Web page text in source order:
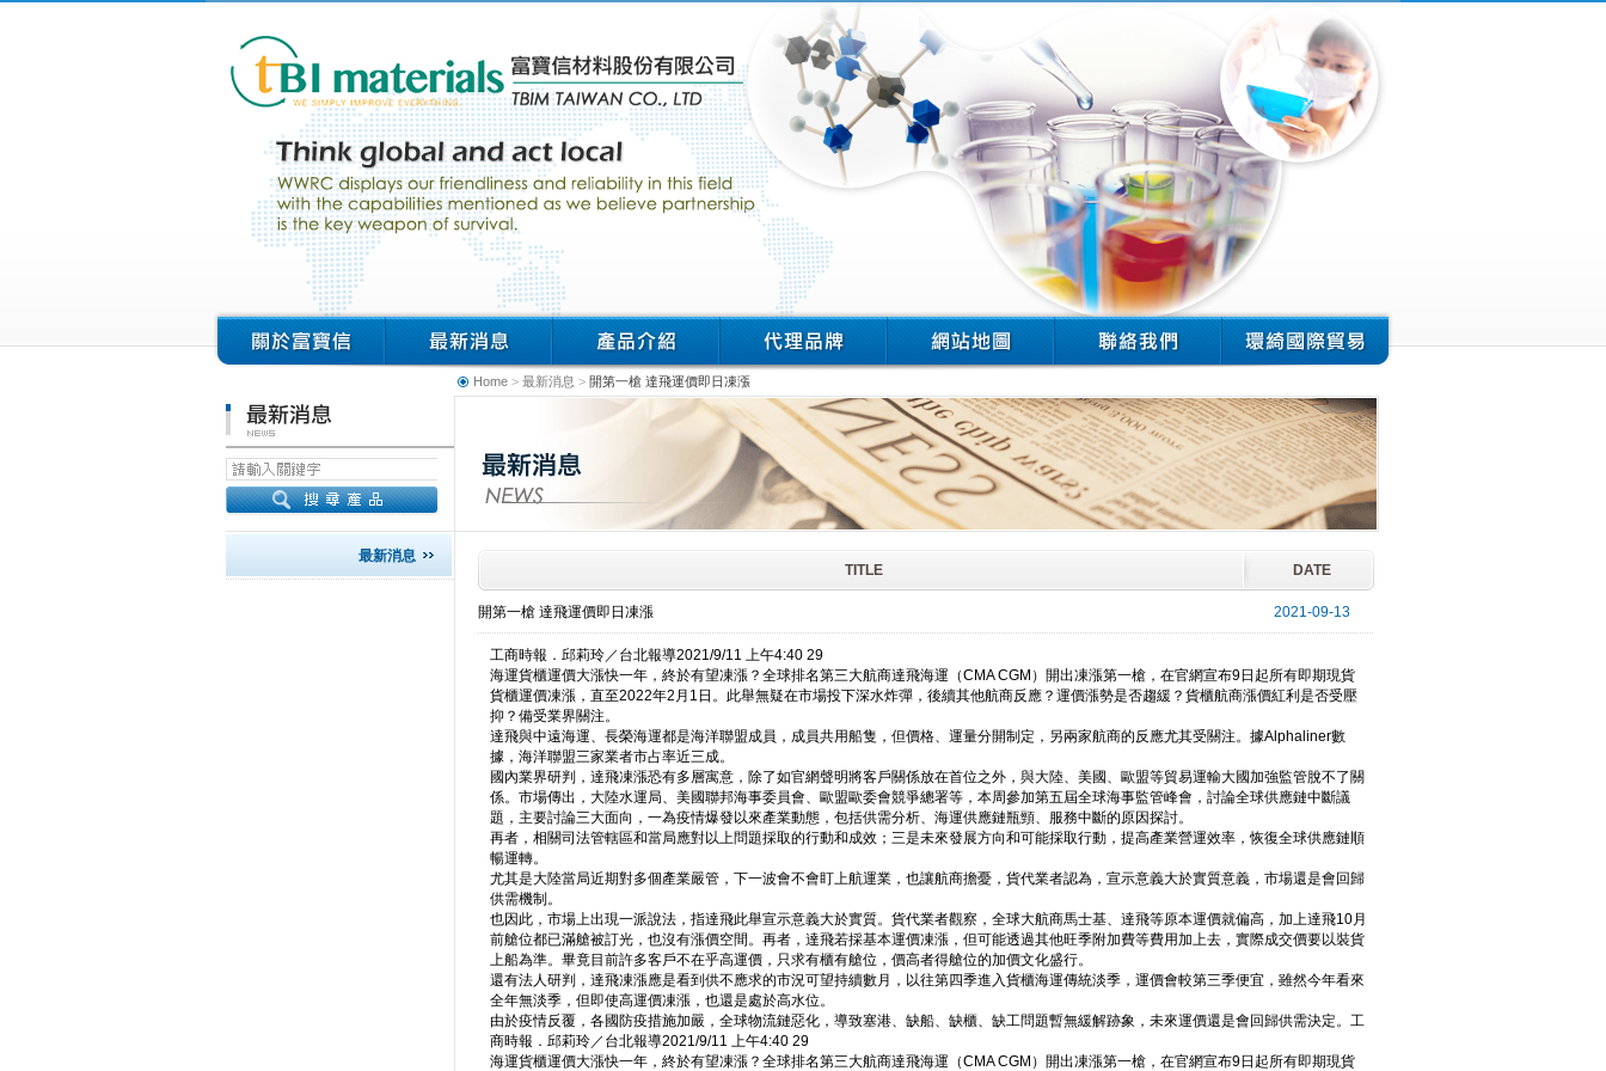
最新消息
Home > 最新消息 > 開第一槍 達飛運價即日凍漲
TITLE DATE
開第一槍 達飛運價即日凍漲 2021-09-13
工商時報．邱莉玲／台北報導2021/9/11 上午4:40 29
海運貨櫃運價大漲快一年，終於有望凍漲？全球排名第三大航商達飛海運（CMA CGM）開出凍漲第一槍，在官網宣布9日起所有即期現貨
貨櫃運價凍漲，直至2022年2月1日。此舉無疑在市場投下深水炸彈，後續其他航商反應？運價漲勢是否趨緩？貨櫃航商漲價紅利是否受壓
抑？備受業界關注。
達飛與中遠海運、長榮海運都是海洋聯盟成員，成員共用船隻，但價格、運量分開制定，另兩家航商的反應尤其受關注。據Alphaliner數
據，海洋聯盟三家業者市占率近三成。
國內業界研判，達飛凍漲恐有多層寓意，除了如官網聲明將客戶關係放在首位之外，與大陸、美國、歐盟等貿易運輸大國加強監管脫不了關
係。市場傳出，大陸水運局、美國聯邦海事委員會、歐盟歐委會競爭總署等，本周參加第五屆全球海事監管峰會，討論全球供應鏈中斷議
題，主要討論三大面向，一為疫情爆發以來產業動態，包括供需分析、海運供應鏈瓶頸、服務中斷的原因探討。
再者，相關司法管轄區和當局應對以上問題採取的行動和成效；三是未來發展方向和可能採取行動，提高產業營運效率，恢復全球供應鏈順
暢運轉。
尤其是大陸當局近期對多個產業嚴管，下一波會不會盯上航運業，也讓航商擔憂，貨代業者認為，宣示意義大於實質意義，市場還是會回歸
供需機制。
也因此，市場上出現一派說法，指達飛此舉宣示意義大於實質。貨代業者觀察，全球大航商馬士基、達飛等原本運價就偏高，加上達飛10月
前艙位都已滿艙被訂光，也沒有漲價空間。再者，達飛若採基本運價凍漲，但可能透過其他旺季附加費等費用加上去，實際成交價要以裝貨
上船為準。畢竟目前許多客戶不在乎高運價，只求有櫃有艙位，價高者得艙位的加價文化盛行。
還有法人研判，達飛凍漲應是看到供不應求的市況可望持續數月，以往第四季進入貨櫃海運傳統淡季，運價會較第三季便宜，雖然今年看來
全年無淡季，但即使高運價凍漲，也還是處於高水位。
由於疫情反覆，各國防疫措施加嚴，全球物流鏈惡化，導致塞港、缺船、缺櫃、缺工問題暫無緩解跡象，未來運價還是會回歸供需決定。工
商時報．邱莉玲／台北報導2021/9/11 上午4:40 29
海運貨櫃運價大漲快一年，終於有望凍漲？全球排名第三大航商達飛海運（CMA CGM）開出凍漲第一槍，在官網宣布9日起所有即期現貨